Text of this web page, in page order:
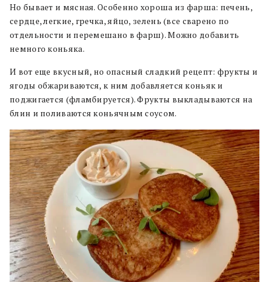
Но бывает и мясная. Особенно хороша из фарша: печень,
сердце, легкие, гречка, яйцо, зелень (все сварено по
отдельности и перемешано в фарш). Можно добавить
немного коньяка.
И вот еще вкусный, но опасный сладкий рецепт: фрукты и
ягоды обжариваются, к ним добавляется коньяк и
поджигается (фламбируется). Фрукты выкладываются на
блин и поливаются коньячным соусом.